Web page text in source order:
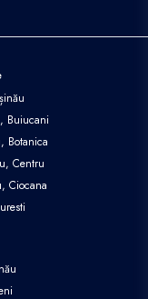
Buiucani
Botanica
Centru
Ciocana